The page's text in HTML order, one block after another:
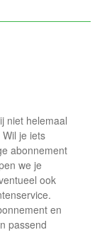
niet helemaal
je iets
abonnement
we je
ook
en
passend